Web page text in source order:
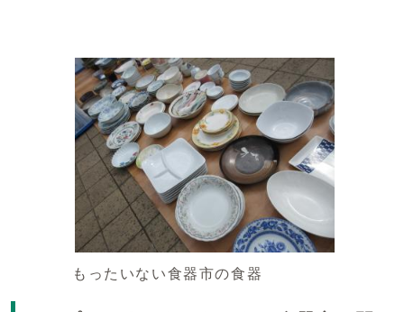
もったいない食器市の食器